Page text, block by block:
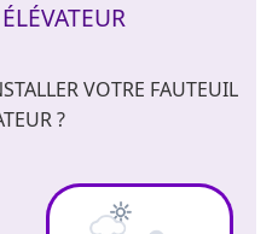
VOTRE FAUTEUIL
?